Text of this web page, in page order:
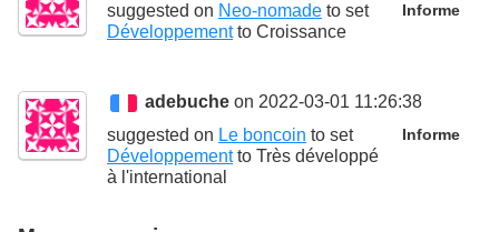
Informe
suggested on Neo-nomade to set
Développementto Croissance
adebuche on 2022-03-01 11:26:38
Informe
suggested on Le boncoin to set
Développementto Très développé
à l'international